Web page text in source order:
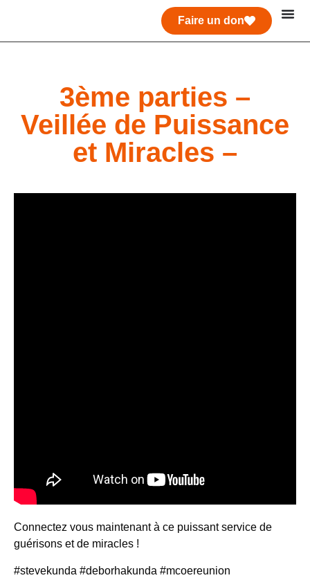
Faire un don
3ème parties –
Veillée de Puissance
et Miracles –
Connectez vous maintenant à ce puissant service de
guérisons et de miracles !
#stevekunda #deborhakunda #mcoereunion